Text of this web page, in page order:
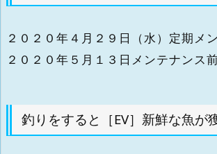
２０２０年４月２９日（水）定期メ
２０２０年５月１３日メンテナンス
釣りをすると［EV］新鮮な魚が